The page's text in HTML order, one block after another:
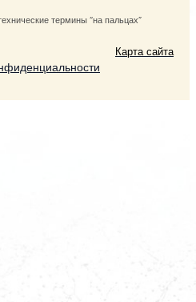
термины “на пальцах”
Карта сайта